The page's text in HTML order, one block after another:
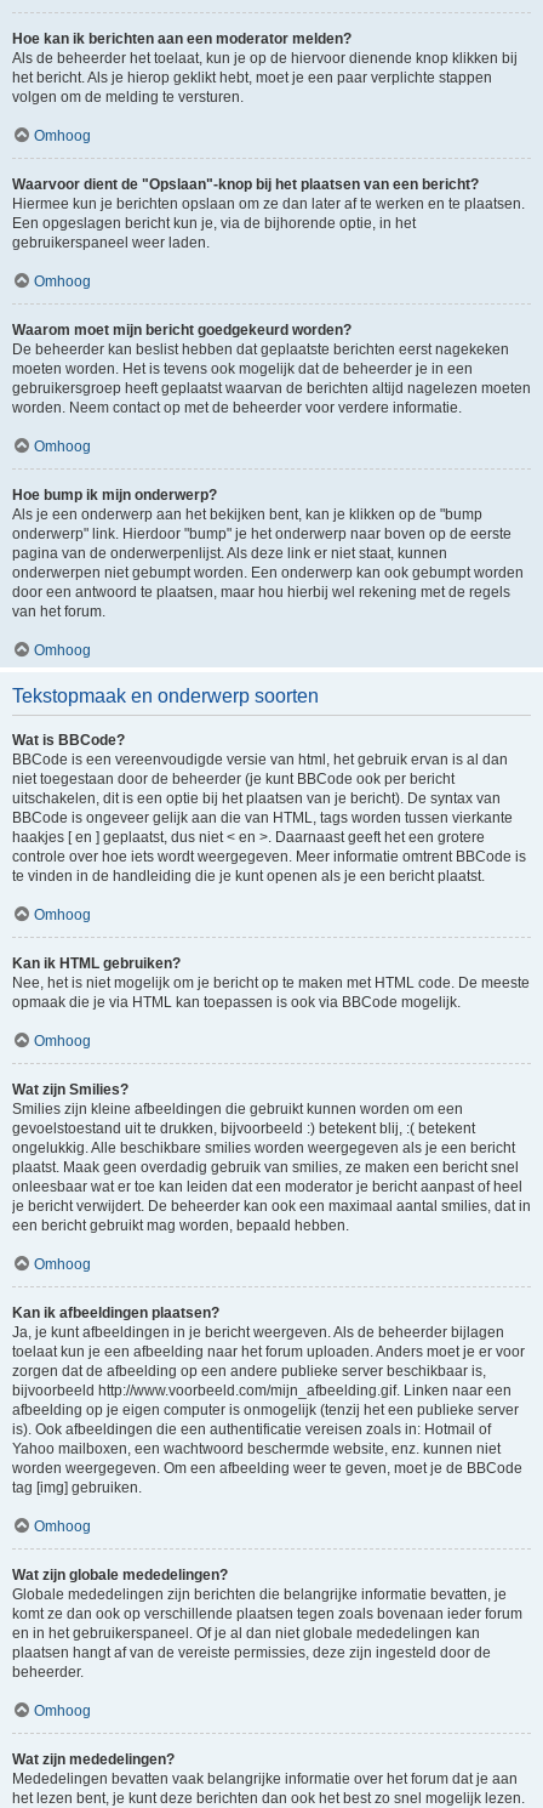
Hoe kan ik berichten aan een moderator melden?
Als de beheerder het toelaat, kun je op de hiervoor dienende knop klikken bij
het bericht. Als je hierop geklikt hebt, moet je een paar verplichte stappen
volgen om de melding te versturen.
Omhoog
Waarvoor dient de "Opslaan"-knop bij het plaatsen van een bericht?
Hiermee kun je berichten opslaan om ze dan later af te werken en te plaatsen.
Een opgeslagen bericht kun je, via de bijhorende optie, in het
gebruikerspaneel weer laden.
Omhoog
Waarom moet mijn bericht goedgekeurd worden?
De beheerder kan beslist hebben dat geplaatste berichten eerst nagekeken
moeten worden. Het is tevens ook mogelijk dat de beheerder je in een
gebruikersgroep heeft geplaatst waarvan de berichten altijd nagelezen moeten
worden. Neem contact op met de beheerder voor verdere informatie.
Omhoog
Hoe bump ik mijn onderwerp?
Als je een onderwerp aan het bekijken bent, kan je klikken op de "bump
onderwerp" link. Hierdoor "bump" je het onderwerp naar boven op de eerste
pagina van de onderwerpenlijst. Als deze link er niet staat, kunnen
onderwerpen niet gebumpt worden. Een onderwerp kan ook gebumpt worden
door een antwoord te plaatsen, maar hou hierbij wel rekening met de regels
van het forum.
Omhoog
Tekstopmaak en onderwerp soorten
Wat is BBCode?
BBCode is een vereenvoudigde versie van html, het gebruik ervan is al dan
niet toegestaan door de beheerder (je kunt BBCode ook per bericht
uitschakelen, dit is een optie bij het plaatsen van je bericht). De syntax van
BBCode is ongeveer gelijk aan die van HTML, tags worden tussen vierkante
haakjes [ en ] geplaatst, dus niet < en >. Daarnaast geeft het een grotere
controle over hoe iets wordt weergegeven. Meer informatie omtrent BBCode is
te vinden in de handleiding die je kunt openen als je een bericht plaatst.
Omhoog
Kan ik HTML gebruiken?
Nee, het is niet mogelijk om je bericht op te maken met HTML code. De meeste
opmaak die je via HTML kan toepassen is ook via BBCode mogelijk.
Omhoog
Wat zijn Smilies?
Smilies zijn kleine afbeeldingen die gebruikt kunnen worden om een
gevoelstoestand uit te drukken, bijvoorbeeld :) betekent blij, :( betekent
ongelukkig. Alle beschikbare smilies worden weergegeven als je een bericht
plaatst. Maak geen overdadig gebruik van smilies, ze maken een bericht snel
onleesbaar wat er toe kan leiden dat een moderator je bericht aanpast of heel
je bericht verwijdert. De beheerder kan ook een maximaal aantal smilies, dat in
een bericht gebruikt mag worden, bepaald hebben.
Omhoog
Kan ik afbeeldingen plaatsen?
Ja, je kunt afbeeldingen in je bericht weergeven. Als de beheerder bijlagen
toelaat kun je een afbeelding naar het forum uploaden. Anders moet je er voor
zorgen dat de afbeelding op een andere publieke server beschikbaar is,
bijvoorbeeld http://www.voorbeeld.com/mijn_afbeelding.gif. Linken naar een
afbeelding op je eigen computer is onmogelijk (tenzij het een publieke server
is). Ook afbeeldingen die een authentificatie vereisen zoals in: Hotmail of
Yahoo mailboxen, een wachtwoord beschermde website, enz. kunnen niet
worden weergegeven. Om een afbeelding weer te geven, moet je de BBCode
tag [img] gebruiken.
Omhoog
Wat zijn globale mededelingen?
Globale mededelingen zijn berichten die belangrijke informatie bevatten, je
komt ze dan ook op verschillende plaatsen tegen zoals bovenaan ieder forum
en in het gebruikerspaneel. Of je al dan niet globale mededelingen kan
plaatsen hangt af van de vereiste permissies, deze zijn ingesteld door de
beheerder.
Omhoog
Wat zijn mededelingen?
Mededelingen bevatten vaak belangrijke informatie over het forum dat je aan
het lezen bent, je kunt deze berichten dan ook het best zo snel mogelijk lezen.